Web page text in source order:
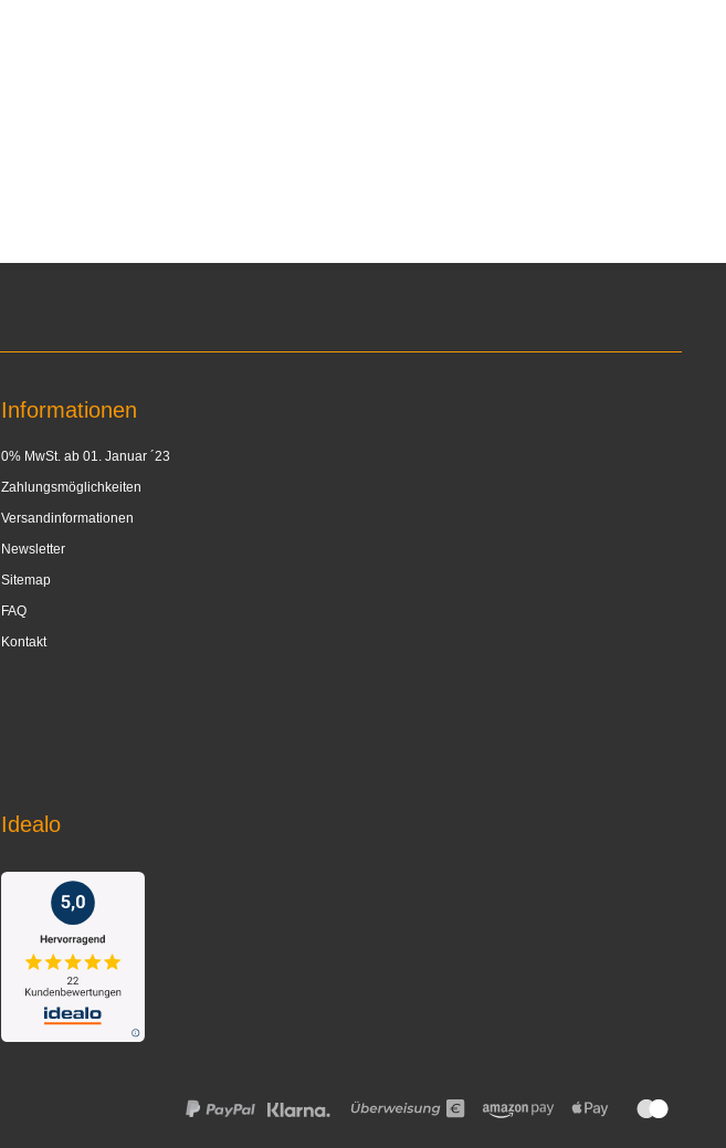
Informationen
0% MwSt. ab 01. Januar ´23
Zahlungsmöglichkeiten
Versandinformationen
Newsletter
Sitemap
FAQ
Kontakt
Idealo